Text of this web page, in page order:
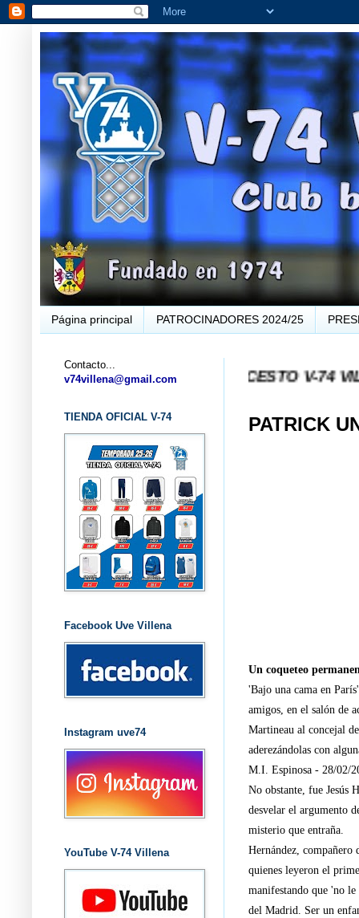
Página principal PATROCINADORES 2024/25
... CLUB BALONCESTO V-74 VILLENA
PATRICK
Un coqueteo
'Bajo una cama en
amigos, en el salón de
Martineau al concejal
aderezándolas con
M.I. Espinosa - 28/02/
No obstante, fue Jesús
desvelar el argumento
misterio que entraña.
Hernández,
quienes leyeron el
manifestando que 'no
del Madrid. Ser un
Contacto...
v74villena@gmail.com
TIENDA OFICIAL V-74
Facebook Uve Villena
Instagram uve74
YouTube V-74 Villena